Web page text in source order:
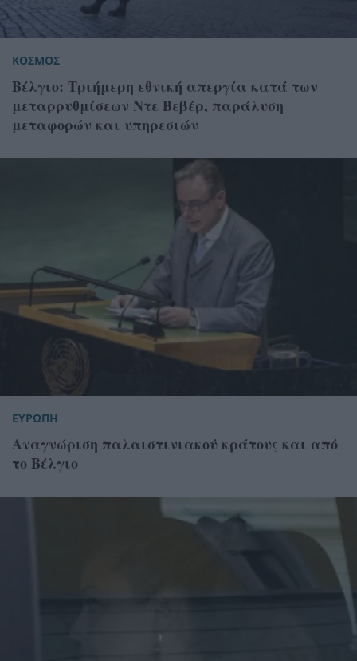
ΚΟΣΜΟΣ
Βέλγιο: Τριήμερη εθνική απεργία κατά των
μεταρρυθμίσεων Ντε Βεβέρ, παράλυση
μεταφορών και υπηρεσιών
ΕΥΡΩΠΗ
Αναγνώριση παλαιστινιακού κράτους και από
το Βέλγιο